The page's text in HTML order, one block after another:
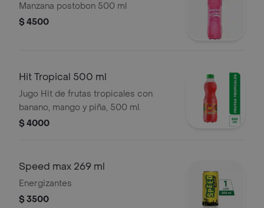
Manzana postobon 500 ml
$ 4500
Hit Tropical 500 ml
Jugo Hit de frutas tropicales con
banano, mango y piña, 500 ml.
$ 4000
Speed max 269 ml
Energizantes
$ 3500